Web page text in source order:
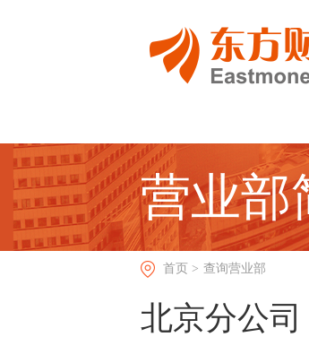
营业部
首页 > 查询营业部
北京分公司